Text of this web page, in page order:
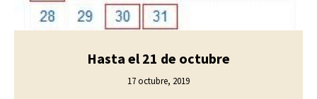
Hasta el 21 de octubre
17 octubre, 2019